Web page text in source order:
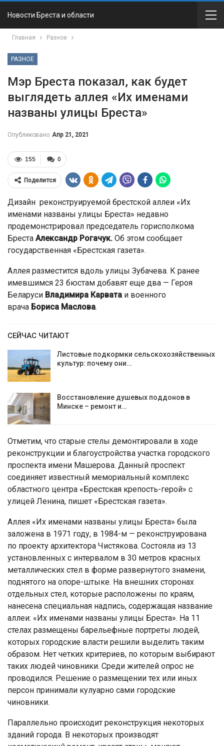
Новости Бреста и области
Главная Разное
РАЗНОЕ
Мэр Бреста показал, как будет
выглядеть аллея «Их именами
названы улицы Бреста»
Опубликовано Апр 21, 2021
0
155
Поделится
Дизайн реконструируемой брестской аллеи «Их
именами названы улицы Бреста» недавно
продемонстрировал председатель горисполкома
Бреста Александр Рогачук. Об этом сообщает
государственная «Брестская газета».
Аллея разместится вдоль улицы Зубачева. К ранее
имевшимся 23 бюстам добавят еще два — Героя
Беларуси Владимира Карвата и военного
врача Бориса Маслова.
СЕЙЧАС ЧИТАЮТ
Листовые подкормки сельскохозяйственных
культур: почему они…
Восстановление душевых поддонов в
Минске – ремонт и…
Отметим, что старые стелы демонтировали в ходе
реконструкции и благоустройства участка городского
проспекта имени Машерова. Данный проспект
соединяет известный мемориальный комплекс
областного центра «Брестская крепость-герой» с
улицей Ленина, пишет «Брестская газета».
Аллея «Их именами названы улицы Бреста» была
заложена в 1971 году, в 1984-м — реконструирована
по проекту архитектора Чистякова. Состояла из 13
установленных с интервалом в 30 метров красных
металлических стел в форме развернутого знамени,
поднятого на опоре-штыке. На внешних сторонах
отдельных стел, которые расположены по краям,
нанесена специальная надпись, содержащая название
аллеи: «Их именами названы улицы Бреста». На 11
стелах размещены барельефные портреты людей,
которых городские власти решили выделить таким
образом. Нет четких критериев, по которым выбирают
таких людей чиновники. Среди жителей опрос не
проводился. Решение о размещении тех или иных
персон принимали кулуарно сами городские
чиновники.
Параллельно происходит реконструкция некоторых
зданий города. В некоторых производят